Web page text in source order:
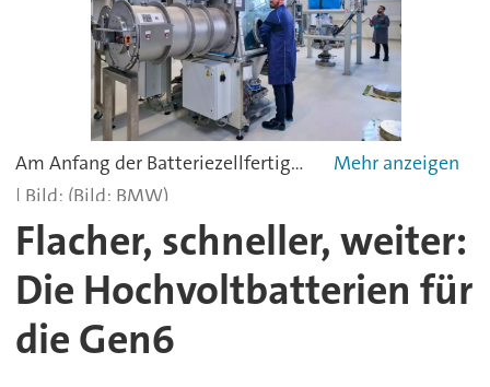
Am Anfang der Batteriezellfertigung steht das Dosieren und Mischen der Rohstoffe.
(Bild: BMW)
Flacher, schneller, weiter:
Die Hochvoltbatterien für
die Gen6